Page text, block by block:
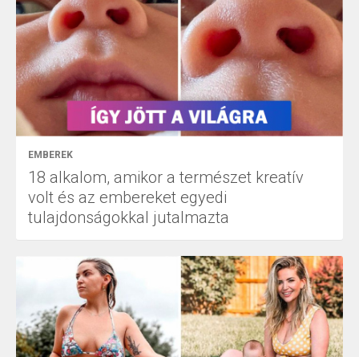
EMBEREK
18 alkalom, amikor a természet kreatív
volt és az embereket egyedi
tulajdonságokkal jutalmazta